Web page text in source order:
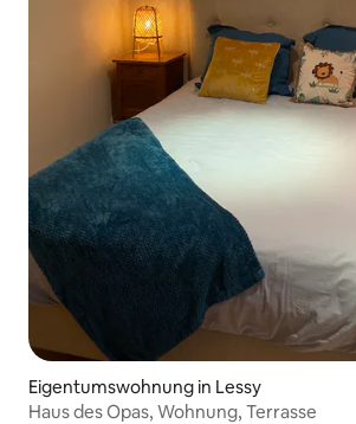
Eigentumswohnung in Lessy
Haus des Opas, Wohnung, Terrasse